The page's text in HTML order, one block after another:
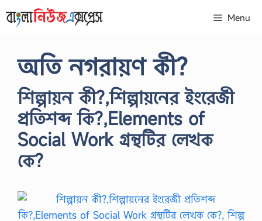
to
Menu
অতি নগরায়ণ কী?
শিল্পায়ন কী?,শিল্পায়নের ইংরেজী
প্রতিশব্দ কি?,Elements of
Social Work গ্রন্থটির লেখক
কে?